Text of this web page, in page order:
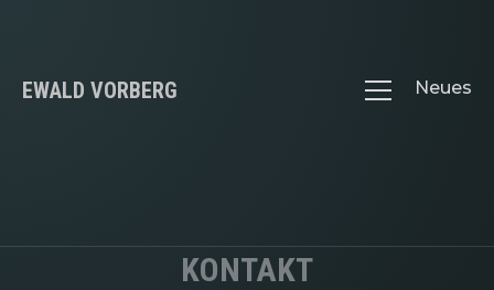
EWALD VORBERG Neues
KONTAKT